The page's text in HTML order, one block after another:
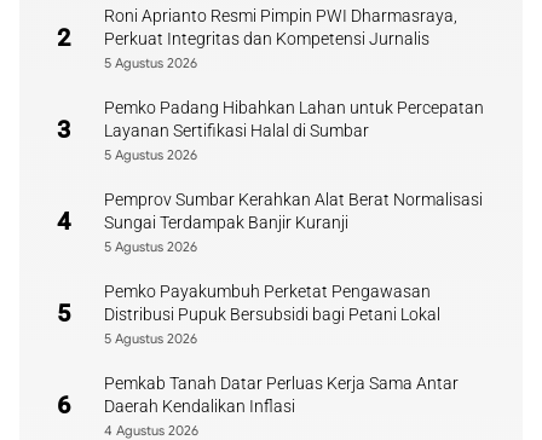
2
Roni Aprianto Resmi Pimpin PWI Dharmasraya,
Perkuat Integritas dan Kompetensi Jurnalis
5 Agustus 2026
3
Pemko Padang Hibahkan Lahan untuk Percepatan
Layanan Sertifikasi Halal di Sumbar
5 Agustus 2026
4
Pemprov Sumbar Kerahkan Alat Berat Normalisasi
Sungai Terdampak Banjir Kuranji
5 Agustus 2026
5
Pemko Payakumbuh Perketat Pengawasan
Distribusi Pupuk Bersubsidi bagi Petani Lokal
5 Agustus 2026
6
Pemkab Tanah Datar Perluas Kerja Sama Antar
Daerah Kendalikan Inflasi
4 Agustus 2026